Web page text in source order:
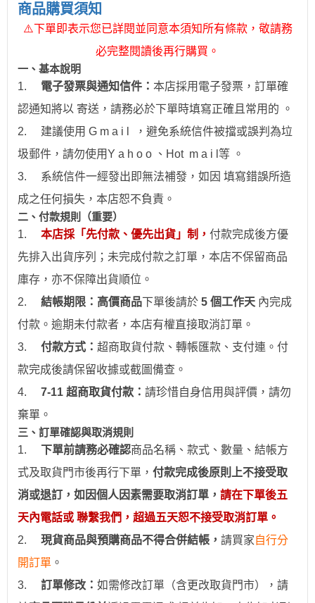
商品購買須知
⚠下單即表示您已詳閱並同意本須知所有條款，敬請務
必完整閱讀後再行購買。
一、 基本說明
1.
電子發票與通知信件： 本店採用電子發票，訂單確
認通知將以 寄送，請務必於下單時填寫正確且常用的 。
2.
建議使用 G m a i l ，避免系統信件被擋或誤判為垃
圾郵件，請勿使用Y a h o o 、Hot m a i l 等 。
3.
系統信件一經發出即無法補發，如因 填寫錯誤所造
成之任何損失，本店恕不負責。
二、付款規則（重要）
1.
本店採「先付款、優先出貨」制， 付款完成後方優
先排入出貨序列；未完成付款之訂單，本店不保留商品
庫存，亦不保障出貨順位。
2.
結帳期限： 高價商品下單後請於 5 個工作天 內完成
付款。逾期未付款者，本店有權直接取消訂單。
3.
付款方式： 超商取貨付款、 轉帳匯款、支付連。付
款完成後請保留收據或截圖備查。
4.
7-11 超商取貨付款： 請珍惜自身信用與評價，請勿
棄單。
三、訂單確認與取消規則
1.
下單前請務必確認商品名稱、款式、數量、結帳方
式及取貨門市後再行下單， 付款完成後原則上不接受取
消或退訂，如因個人因素需要取消訂單， 請在下單後五
天內電話或 聯繫我們，超過五天恕不接受取消訂單。
2.
現貨商品與預購商品不得合併結帳 ， 請買家自行分
開訂單 。
3.
訂單修改： 如需修改訂單（含更改取貨門市），請